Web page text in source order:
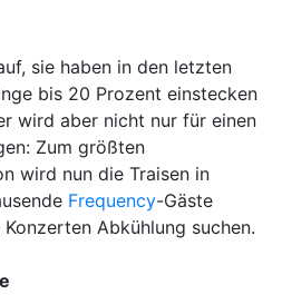
sie haben in den letzten
bis 20 Prozent einstecken
wird aber nicht nur für einen
Zum größten
wird nun die Traisen in
Frequency-Gäste
Abkühlung suchen.